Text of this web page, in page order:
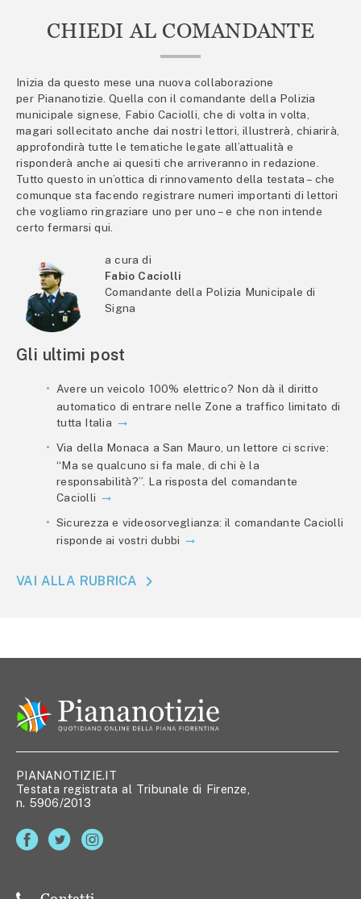
CHIEDI AL COMANDANTE
Inizia da questo mese una nuova collaborazione
per Piananotizie. Quella con il comandante della Polizia
municipale signese, Fabio Caciolli, che di volta in volta,
magari sollecitato anche dai nostri lettori, illustrerà, chiarirà,
approfondirà tutte le tematiche legate all’attualità e
risponderà anche ai quesiti che arriveranno in redazione.
Tutto questo in un’ottica di rinnovamento della testata – che
comunque sta facendo registrare numeri importanti di lettori
che vogliamo ringraziare uno per uno – e che non intende
certo fermarsi qui.
a cura di
Fabio Caciolli
Comandante della Polizia Municipale di
Signa
Gli ultimi post
Avere un veicolo 100% elettrico? Non dà il diritto
automatico di entrare nelle Zone a traffico limitato di
tutta Italia
Via della Monaca a San Mauro, un lettore ci scrive:
“Ma se qualcuno si fa male, di chi è la
responsabilità?”. La risposta del comandante
Caciolli
Sicurezza e videosorveglianza: il comandante Caciolli
risponde ai vostri dubbi
VAI ALLA RUBRICA
PIANANOTIZIE.IT
Testata registrata al Tribunale di Firenze,
n. 5906/2013